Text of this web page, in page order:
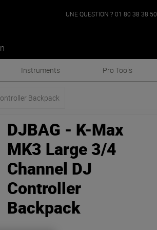
UNE QUESTION ? 01 80 38 38 50
Instruments Pro Tools
Backpack
DJBAG - K-Max
MK3 Large 3/4
Channel DJ
Controller
Backpack